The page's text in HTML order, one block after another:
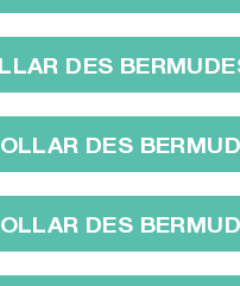
DES
DES
DES